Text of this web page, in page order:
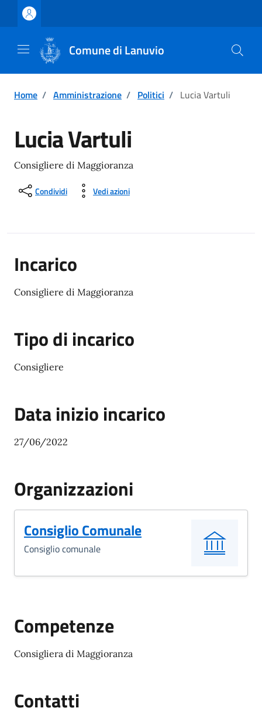
Vai ai contenuti
Vai al footer
Comune di Lanuvio
Home / Amministrazione / Politici / Lucia Vartuli
Lucia Vartuli
Consigliere di Maggioranza
Condividi Vedi azioni
Incarico
Consigliere di Maggioranza
Tipo di incarico
Consigliere
Data inizio incarico
27/06/2022
Organizzazioni
Consiglio Comunale
Consiglio comunale
Competenze
Consigliera di Maggioranza
Contatti